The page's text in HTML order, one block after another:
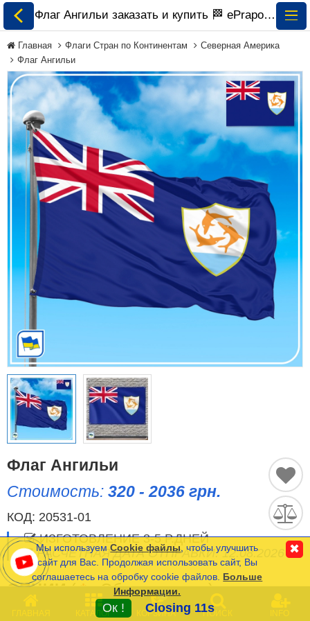
Все Флаги
Флаги Украины
Флаги Мира по
Флаги на Заказ
Флаги Международных
Организаций
Спортивные Флаги
Этнические Флаги
Флаги США (штатов)
Другие флаги
Язык
Частые Вопросы (FAQ)
Оплата и Доставка
ГЛАВНАЯ КАТАЛОГ
0
КОРЗИНА ПОИСК INFO
Флаг Ангильи заказать и купить 🏁 ePrapor.com.ua
Главная Флаги Стран по Континентам
Северная Америка
Флаг Ангильи
Флаг Ангильи
Стоимость: 320 - 2036 грн.
КОД: 20531-01
ИЗГОТОВЛЕНИЕ 3-5 Р.ДНЕЙ
РАСЧЕТНАЯ ДАТА ОТПРАВКИ: 12.08.2026
ОПЦИИ(*- Обязательные)
РАЗМЕР
Мы используемCookie файлы , чтобы улучшить
сайт для Вас. Продолжая использовать сайт, Вы
соглашаетесь на обробку cookie файлов. Больше
Информации.
Ок ! Closing 11s
✖